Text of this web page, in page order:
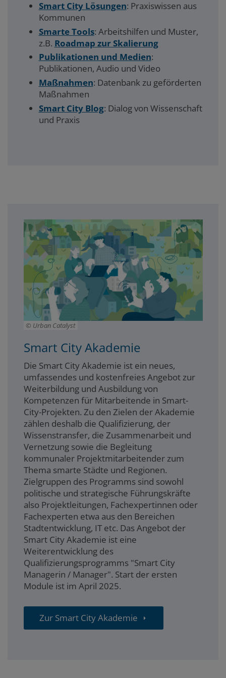
Smart City Lösungen: Praxiswissen aus
Kommunen
Smarte Tools: Arbeitshilfen und Muster,
z.B. Roadmap zur Skalierung
Publikationen und Medien:
Publikationen, Audio und Video
Maßnahmen: Datenbank zu geförderten
Maßnahmen
Smart City Blog: Dialog von Wissenschaft
und Praxis
Urban Catalyst
Smart City Akademie
Die Smart City Akademie ist ein neues,
umfassendes und kostenfreies Angebot zur
Weiterbildung und Ausbildung von
Kompetenzen für Mitarbeitende in Smart-
City-Projekten. Zu den Zielen der Akademie
zählen deshalb die Qualifizierung, der
Wissenstransfer, die Zusammenarbeit und
Vernetzung sowie die Begleitung
kommunaler Projektmitarbeitender zum
Thema smarte Städte und Regionen.
Zielgruppen des Programms sind sowohl
politische und strategische Führungskräfte
also Projektleitungen, Fachexpertinnen oder
Fachexperten etwa aus den Bereichen
Stadtentwicklung, IT etc. Das Angebot der
Smart City Akademie ist eine
Weiterentwicklung des
Qualifizierungsprogramms "Smart City
Managerin / Manager". Start der ersten
Module ist im April 2025.
Zur Smart City Akademie